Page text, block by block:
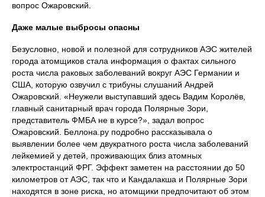
вопрос Ожаровский.
Даже малые выбросы опасны
Безусловно, новой и полезной для сотрудников АЭС жителей
города атомщиков стала информация о фактах сильного
роста числа раковых заболеваний вокруг АЭС Германии и
США, которую озвучил с трибуны слушаний Андрей
Ожаровский. «Неужели выступавший здесь Вадим Королёв,
главный санитарный врач города Полярные Зори,
представитель ФМБА не в курсе?», задал вопрос
Ожаровский. Беллона.ру подробно рассказывала о
выявлении более чем двукратного роста числа заболеваний
лейкемией у детей, проживающих близ атомных
электростанций ФРГ. Эффект заметен на расстоянии до 50
километров от АЭС, так что и Кандалакша и Полярные Зори
находятся в зоне риска, но атомщики предпочитают об этом